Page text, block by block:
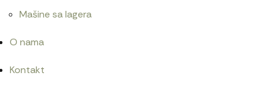
Mašine sa lagera
O nama
Kontakt